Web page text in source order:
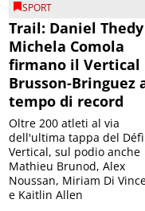
SPORT
Trail: Daniel
Michela Comola
firmano il Vertical
Brusson-Bringuez
tempo di record
Oltre 200 atleti al via
dell'ultima tappa del Défì
Vertical, sul podio anche
Mathieu Brunod, Alex
Noussan, Miriam Di
e Kaitlin Allen